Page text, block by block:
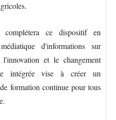
ce dispositif en
d'informations sur
et le changement
intégrée vise à créer un
formation continue pour tous